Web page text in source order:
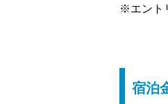
※エント
宿泊